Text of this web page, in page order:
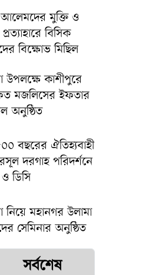
মুক্তি ও
বিসিক
বিক্ষোভ মিছিল
কাশীপুরে
মজলিসের ইফতার
অনুষ্ঠিত
বছরের ঐতিহ্যবাহী
দরগাহ পরিদর্শনে
ডিসি
মহানগর উলামা
সেমিনার অনুষ্ঠিত
সর্বশেষ